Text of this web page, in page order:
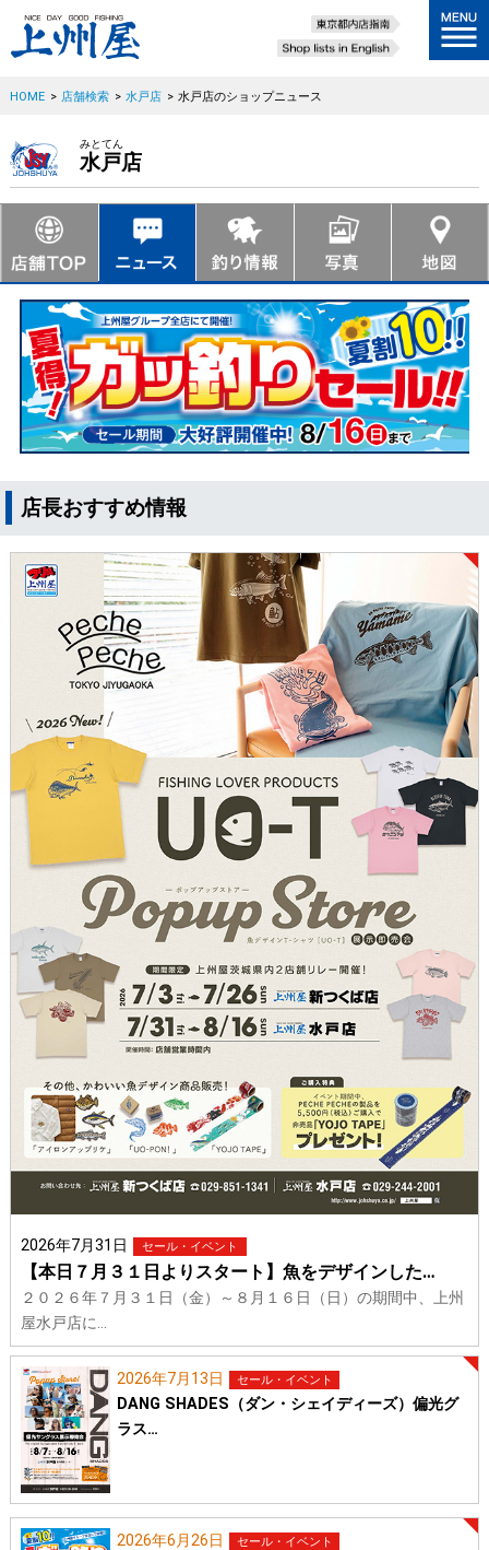
HOME > 店舗検索 > 水戸店 > 水戸店のショップニュース
みとてん
水戸店
店長おすすめ情報
2026年7月31日 セール・イベント
【本日７月３１日よりスタート】魚をデザインした…
２０２６年７月３１日（金）～８月１６日（日）の期間中、上州
屋水戸店に…
2026年7月13日 セール・イベント
DANG SHADES（ダン・シェイディーズ）偏光グ
ラス…
2026年6月26日 セール・イベント